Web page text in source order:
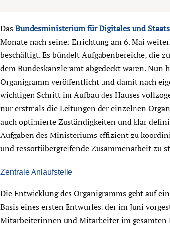
DasBundesministerium für Digitales und
Monate nach seiner Errichtung am 6. Mai
beschäftigt. Es bündelt Aufgabenbereiche, die
dem Bundeskanzleramt abgedeckt waren. Nun
Organigramm veröffentlicht und damit nach
wichtigen Schritt im Aufbau des Hauses
nur erstmals die Leitungen der einzelnen
auch optimierte Zuständigkeiten und klar
Aufgaben des Ministeriums effizient zu
und ressortübergreifende Zusammenarbeit zu
Zentrale Anlaufstelle
Die Entwicklung des Organigramms geht auf
Basis eines ersten Entwurfes, der im Juni
Mitarbeiterinnen und Mitarbeiter im gesamten